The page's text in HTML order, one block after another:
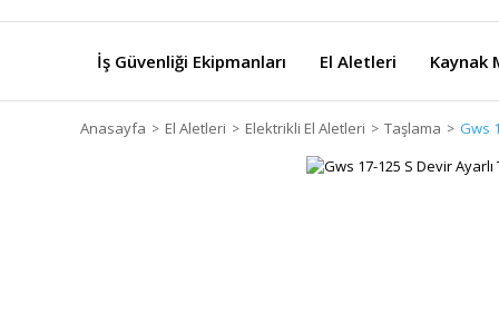
İş Güvenliği Ekipmanları El Aletleri Kaynak
Anasayfa El Aletleri Elektrikli El Aletleri Taşlama Gws